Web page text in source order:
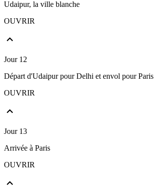
Udaipur, la ville blanche
OUVRIR
Jour 12
Départ d'Udaipur pour Delhi et envol pour Paris
OUVRIR
Jour 13
Arrivée à Paris
OUVRIR